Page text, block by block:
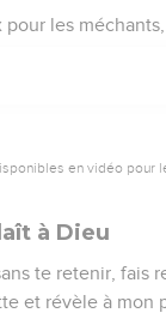
pour les
en vidéo pour
à Dieu
te retenir, fais
et révèle à mon